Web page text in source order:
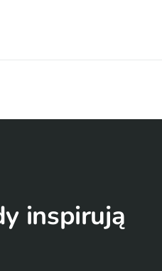
inspirują